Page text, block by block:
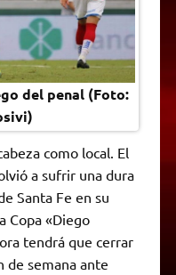
del penal (Foto:
como local. El
a sufrir una dura
Santa Fe en su
Copa «Diego
tendrá que cerrar
de semana ante